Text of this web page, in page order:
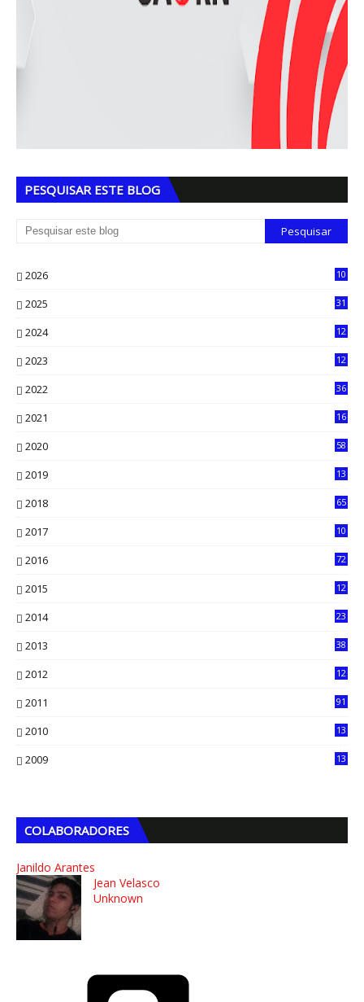
PESQUISAR ESTE BLOG
2026
10
2025
31
2024
12
2023
12
2022
36
2021
16
2020
58
2019
13
2018 65
2017 10
2016
72
2015
12
2014
23
2013
38
2012
12
2011 91
2010
13
2009
13
COLABORADORES
Janildo Arantes
Jean Velasco
Unknown